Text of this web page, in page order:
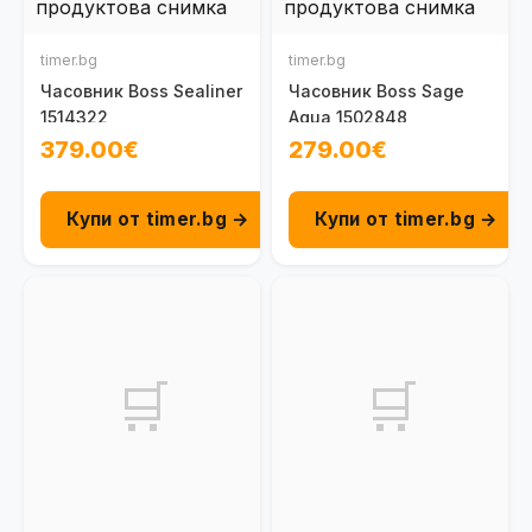
timer.bg
Часовник Boss Sealiner
1514322
379.00€
Купи от timer.bg →
timer.bg
Часовник Boss Sage
Aqua 1502848
279.00€
Купи от timer.bg →
🛒 🛒